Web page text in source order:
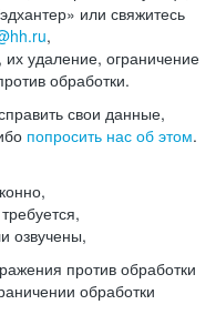
или свяжитесь
,
удаление, ограничение
обработки.
свои данные,
попросить нас об этом.
озвучены,
против обработки
обработки